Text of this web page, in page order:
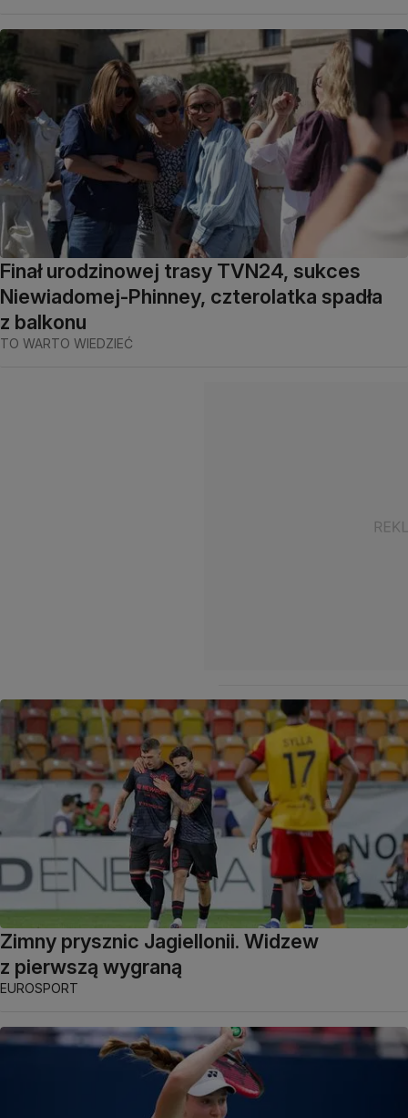
Finał urodzinowej trasy TVN24, sukces
Niewiadomej-Phinney, czterolatka spadła
z balkonu
TO WARTO WIEDZIEĆ
Zimny prysznic Jagiellonii. Widzew
z pierwszą wygraną
EUROSPORT